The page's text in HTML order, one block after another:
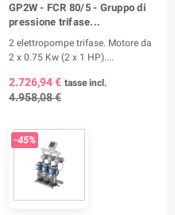
GP2W - FCR 80/5 - Gruppo di
pressione trifase...
2 elettropompe trifase. Motore da
2 x 0.75 Kw (2 x 1 HP)....
2.726,94 € tasse incl.
4.958,08 €
-45%